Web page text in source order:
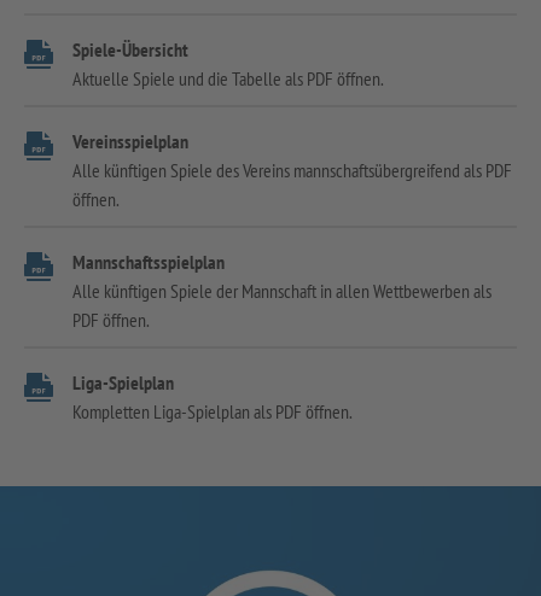
Spiele-Übersicht
Aktuelle Spiele und die Tabelle als PDF öffnen.
Vereinsspielplan
Alle künftigen Spiele des Vereins mannschaftsübergreifend als PDF
öffnen.
Mannschaftsspielplan
Alle künftigen Spiele der Mannschaft in allen Wettbewerben als
PDF öffnen.
Liga-Spielplan
Kompletten Liga-Spielplan als PDF öffnen.